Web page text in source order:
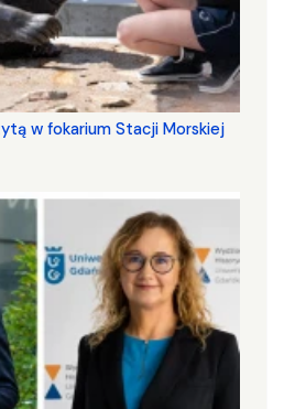
w fokarium Stacji Morskiej